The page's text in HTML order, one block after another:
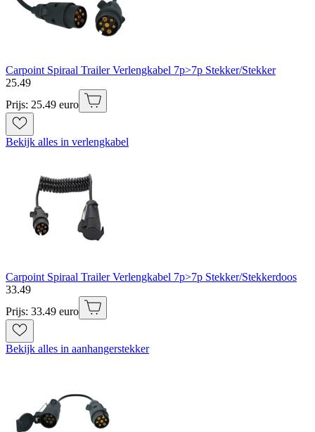
Carpoint Spiraal Trailer Verlengkabel 7p>7p Stekker/Stekker
25.49
Prijs: 25.49 euro
Bekijk alles in verlengkabel
Carpoint Spiraal Trailer Verlengkabel 7p>7p Stekker/Stekkerdoos
33.49
Prijs: 33.49 euro
Bekijk alles in aanhangerstekker